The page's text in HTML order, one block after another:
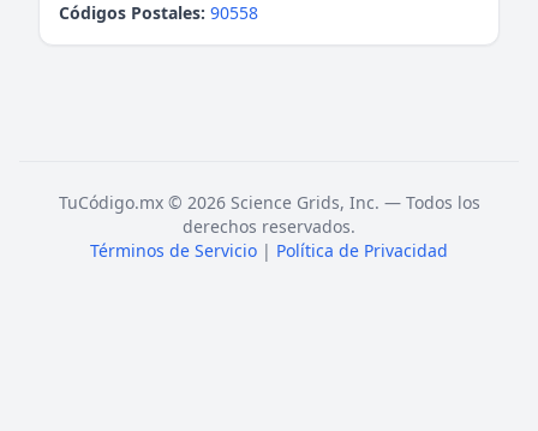
Códigos Postales: 90558
TuCódigo.mx © 2026 Science Grids, Inc. — Todos los
derechos reservados.
Términos de Servicio | Política de Privacidad